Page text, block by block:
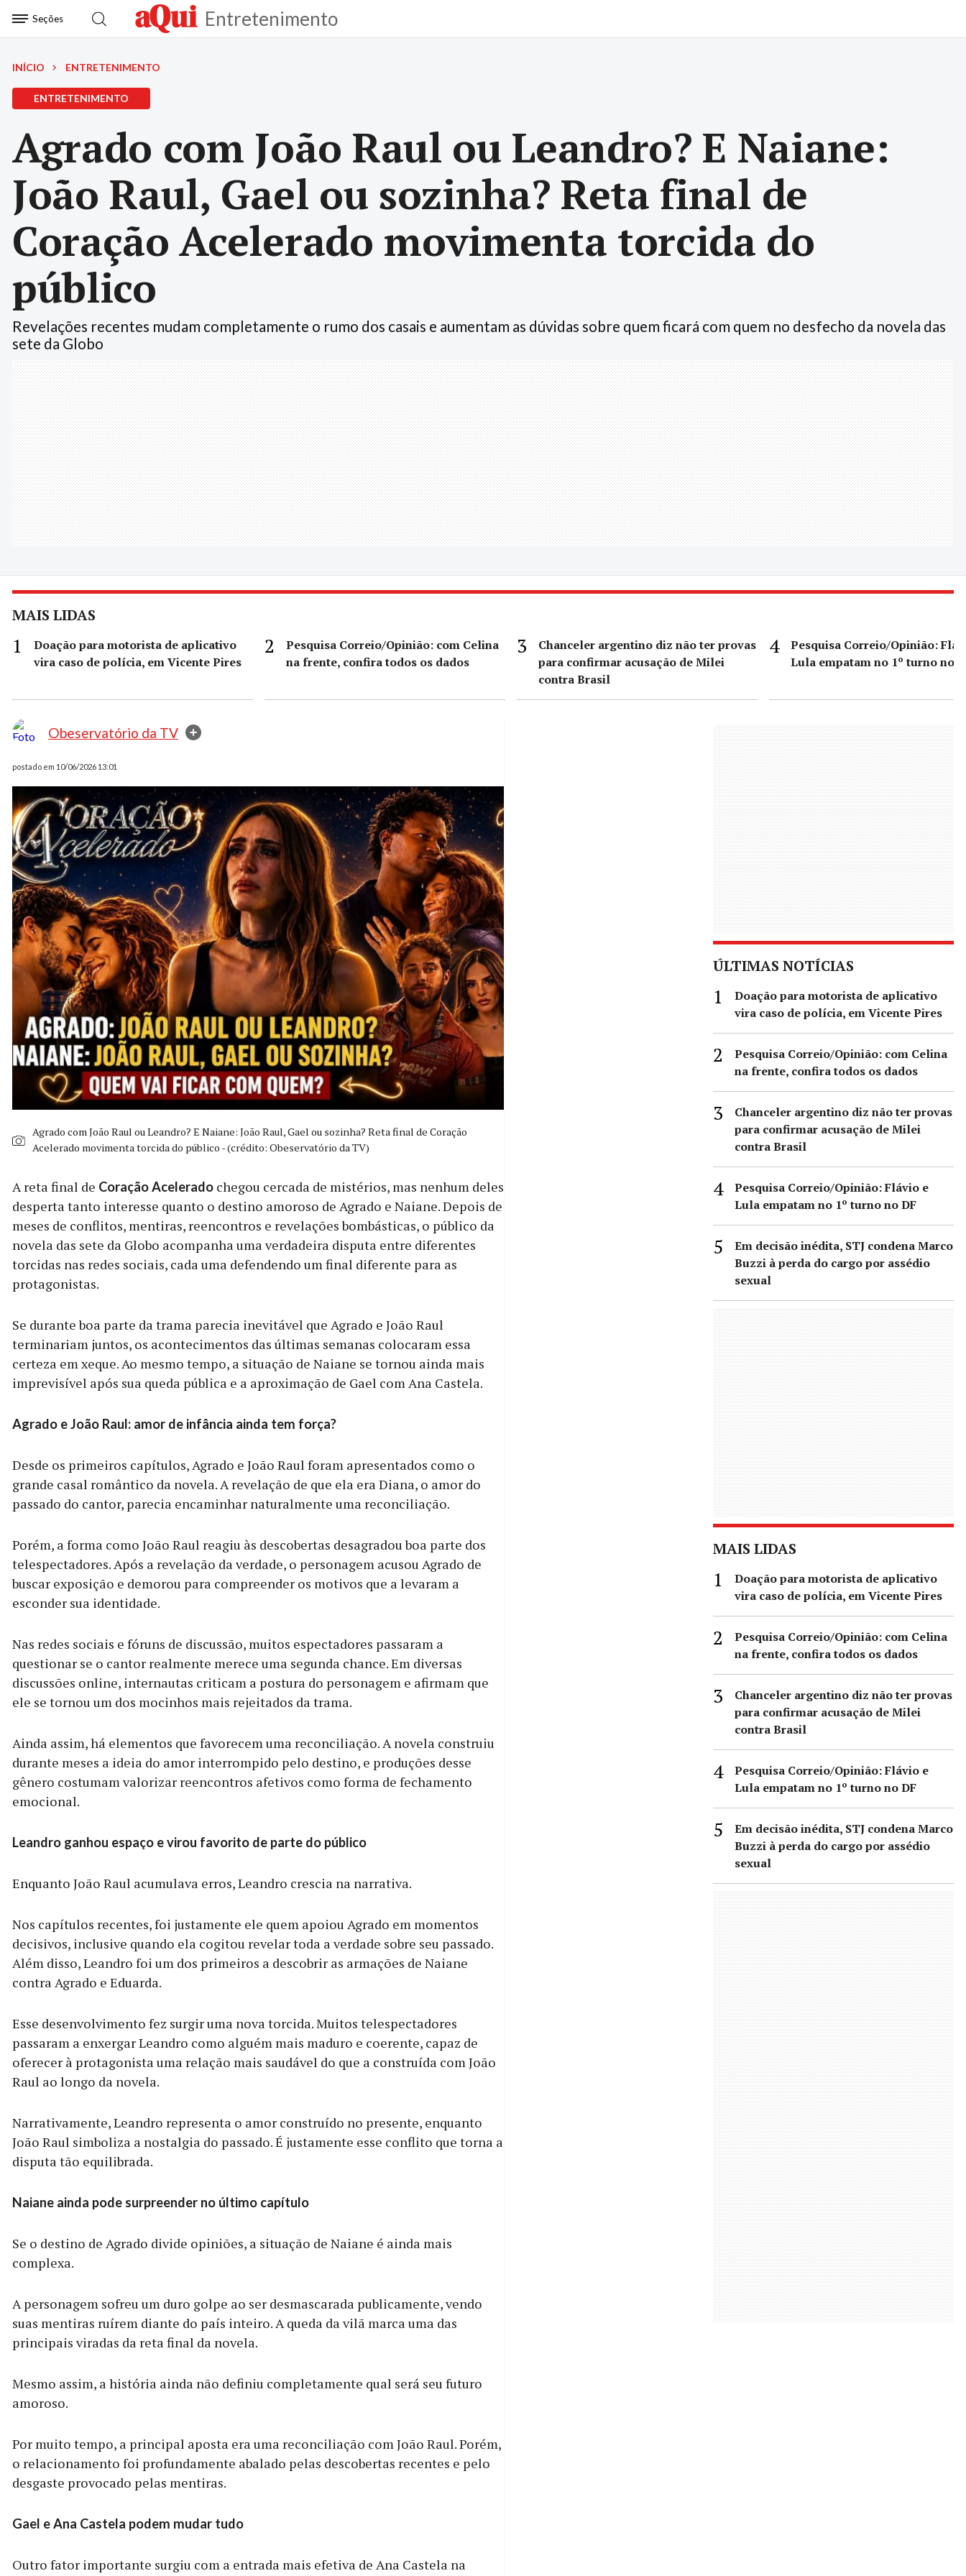
Seções Entretenimento
INÍCIO ENTRETENIMENTO
ENTRETENIMENTO
Agrado com João Raul ou Leandro? E Naiane:
João Raul, Gael ou sozinha? Reta final de
Coração Acelerado movimenta torcida do
público
Revelações recentes mudam completamente o rumo dos casais e aumentam as dúvidas sobre quem ficará com quem no desfecho da novela das
sete da Globo
MAIS LIDAS
Doação para motorista de aplicativo
vira caso de polícia, em Vicente Pires
Pesquisa Correio/Opinião: com Celina
na frente, confira todos os dados
Chanceler argentino diz não ter provas
para confirmar acusação de Milei
contra Brasil
Pesquisa Correio/Opinião:
Lula empatam no 1º turno no
Obeservatório da TV
postado em 10/06/2026 13:01
Agrado com João Raul ou Leandro? E Naiane: João Raul, Gael ou sozinha? Reta final de Coração
Acelerado movimenta torcida do público - (crédito: Obeservatório da TV)
A reta final de Coração Acelerado chegou cercada de mistérios, mas nenhum deles
desperta tanto interesse quanto o destino amoroso de Agrado e Naiane. Depois de
meses de conflitos, mentiras, reencontros e revelações bombásticas, o público da
novela das sete da Globo acompanha uma verdadeira disputa entre diferentes
torcidas nas redes sociais, cada uma defendendo um final diferente para as
protagonistas.
Se durante boa parte da trama parecia inevitável que Agrado e João Raul
terminariam juntos, os acontecimentos das últimas semanas colocaram essa
certeza em xeque. Ao mesmo tempo, a situação de Naiane se tornou ainda mais
imprevisível após sua queda pública e a aproximação de Gael com Ana Castela.
Agrado e João Raul: amor de infância ainda tem força?
Desde os primeiros capítulos, Agrado e João Raul foram apresentados como o
grande casal romântico da novela. A revelação de que ela era Diana, o amor do
passado do cantor, parecia encaminhar naturalmente uma reconciliação.
Porém, a forma como João Raul reagiu às descobertas desagradou boa parte dos
telespectadores. Após a revelação da verdade, o personagem acusou Agrado de
buscar exposição e demorou para compreender os motivos que a levaram a
esconder sua identidade.
Nas redes sociais e fóruns de discussão, muitos espectadores passaram a
questionar se o cantor realmente merece uma segunda chance. Em diversas
discussões online, internautas criticam a postura do personagem e afirmam que
ele se tornou um dos mocinhos mais rejeitados da trama.
Ainda assim, há elementos que favorecem uma reconciliação. A novela construiu
durante meses a ideia do amor interrompido pelo destino, e produções desse
gênero costumam valorizar reencontros afetivos como forma de fechamento
emocional.
Leandro ganhou espaço e virou favorito de parte do público
Enquanto João Raul acumulava erros, Leandro crescia na narrativa.
Nos capítulos recentes, foi justamente ele quem apoiou Agrado em momentos
decisivos, inclusive quando ela cogitou revelar toda a verdade sobre seu passado.
Além disso, Leandro foi um dos primeiros a descobrir as armações de Naiane
contra Agrado e Eduarda.
Esse desenvolvimento fez surgir uma nova torcida. Muitos telespectadores
passaram a enxergar Leandro como alguém mais maduro e coerente, capaz de
oferecer à protagonista uma relação mais saudável do que a construída com João
Raul ao longo da novela.
Narrativamente, Leandro representa o amor construído no presente, enquanto
João Raul simboliza a nostalgia do passado. É justamente esse conflito que torna a
disputa tão equilibrada.
Naiane ainda pode surpreender no último capítulo
Se o destino de Agrado divide opiniões, a situação de Naiane é ainda mais
complexa.
A personagem sofreu um duro golpe ao ser desmascarada publicamente, vendo
suas mentiras ruírem diante do país inteiro. A queda da vilã marca uma das
principais viradas da reta final da novela.
Mesmo assim, a história ainda não definiu completamente qual será seu futuro
amoroso.
Por muito tempo, a principal aposta era uma reconciliação com João Raul. Porém,
o relacionamento foi profundamente abalado pelas descobertas recentes e pelo
desgaste provocado pelas mentiras.
Gael e Ana Castela podem mudar tudo
Outro fator importante surgiu com a entrada mais efetiva de Ana Castela na
ÚLTIMAS NOTÍCIAS
Doação para motorista de aplicativo
vira caso de polícia, em Vicente Pires
Pesquisa Correio/Opinião: com Celina
na frente, confira todos os dados
Chanceler argentino diz não ter provas
para confirmar acusação de Milei
contra Brasil
Pesquisa Correio/Opinião: Flávio e
Lula empatam no 1º turno no DF
Em decisão inédita, STJ condena Marco
Buzzi à perda do cargo por assédio
sexual
MAIS LIDAS
Doação para motorista de aplicativo
vira caso de polícia, em Vicente Pires
Pesquisa Correio/Opinião: com Celina
na frente, confira todos os dados
Chanceler argentino diz não ter provas
para confirmar acusação de Milei
contra Brasil
Pesquisa Correio/Opinião: Flávio e
Lula empatam no 1º turno no DF
Em decisão inédita, STJ condena Marco
Buzzi à perda do cargo por assédio
sexual